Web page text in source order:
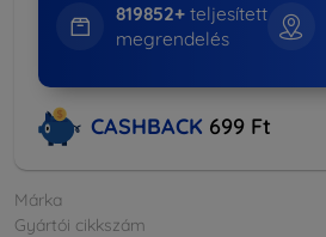
819852+teljesített
megrendelés
CASHBACK 699 Ft
Márka
Gyártói cikkszám